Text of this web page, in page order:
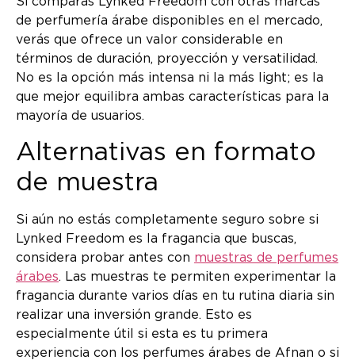
de perfumería árabe disponibles en el mercado,
verás que ofrece un valor considerable en
términos de duración, proyección y versatilidad.
No es la opción más intensa ni la más light; es la
que mejor equilibra ambas características para la
mayoría de usuarios.
Alternativas en formato
de muestra
Si aún no estás completamente seguro sobre si
Lynked Freedom es la fragancia que buscas,
considera probar antes con muestras de perfumes
árabes. Las muestras te permiten experimentar la
fragancia durante varios días en tu rutina diaria sin
realizar una inversión grande. Esto es
especialmente útil si esta es tu primera
experiencia con los perfumes árabes de Afnan o si